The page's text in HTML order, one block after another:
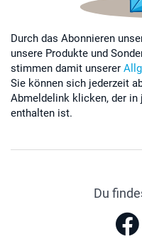
Durch das Abonnieren
unsere Produkte und
stimmen damit unserer
Sie können sich jederzeit
Abmeldelink klicken, der
enthalten ist.
Du